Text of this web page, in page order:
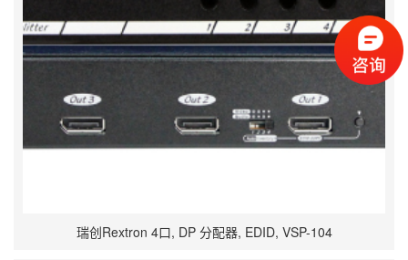
瑞创Rextron 4口, DP 分配器, EDID, VSP-104